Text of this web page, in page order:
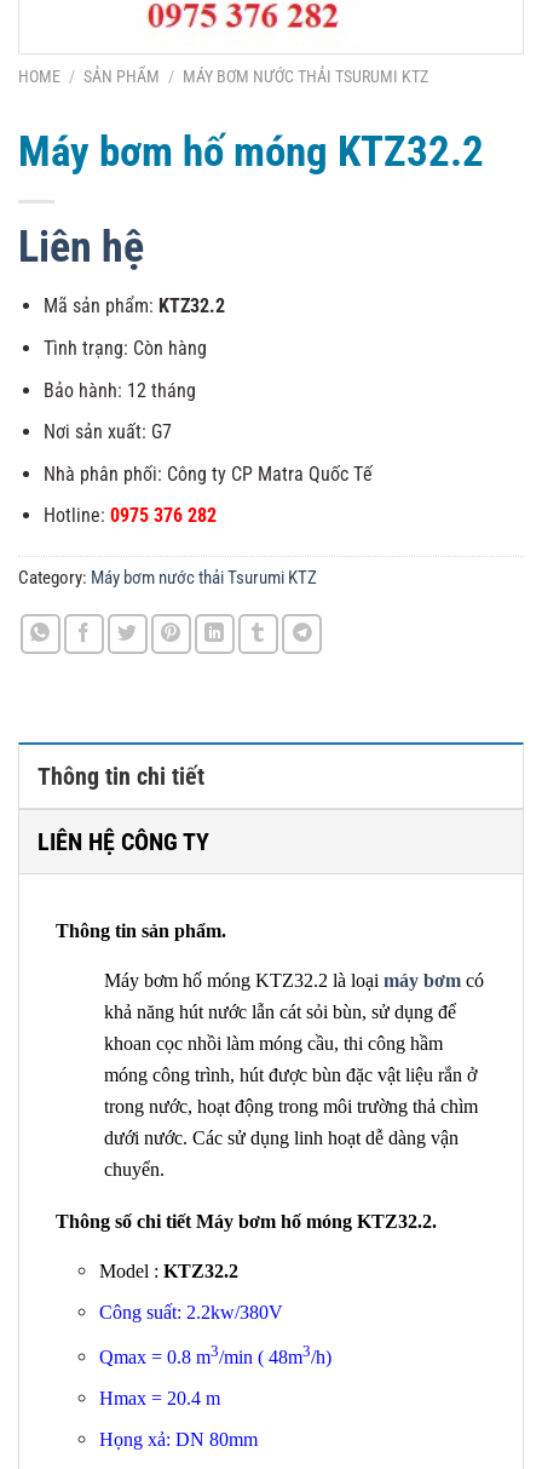
HOME / SẢN PHẨM / MÁY BƠM NƯỚC THẢI TSURUMI KTZ
Máy bơm hố móng KTZ32.2
Liên hệ
Mã sản phẩm: KTZ32.2
Tình trạng: Còn hàng
Bảo hành: 12 tháng
Nơi sản xuất: G7
Nhà phân phối: Công ty CP Matra Quốc Tế
Hotline: 0975 376 282
Category: Máy bơm nước thải Tsurumi KTZ
Thông tin chi tiết
LIÊN HỆ CÔNG TY
Thông tin sản phẩm.
Máy bơm hố móng KTZ32.2 là loại máy bơm có
khả năng hút nước lẫn cát sỏi bùn, sử dụng để
khoan cọc nhồi làm móng cầu, thi công hầm
móng công trình, hút được bùn đặc vật liệu rắn ở
trong nước, hoạt động trong môi trường thả chìm
dưới nước. Các sử dụng linh hoạt dễ dàng vận
chuyển.
Thông số chi tiết Máy bơm hố móng KTZ32.2.
Model :KTZ32.2
Công suất: 2.2kw/380V
Qmax = 0.8 m3/min ( 48m3/h)
Hmax = 20.4 m
Họng xả: DN 80mm